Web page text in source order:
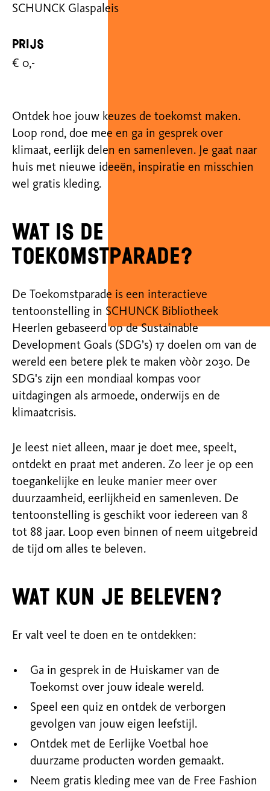
SCHUNCK Glaspaleis
Prijs
€ 0,-
Ontdek hoe jouw keuzes de toekomst maken.
Loop rond, doe mee en ga in gesprek over
klimaat, eerlijk delen en samenleven. Je gaat naar
huis met nieuwe ideeën, inspiratie en misschien
wel gratis kleding.
Wat is De
Toekomstparade?
De Toekomstparade is een interactieve
tentoonstelling in SCHUNCK Bibliotheek
Heerlen gebaseerd op de Sustainable
Development Goals (SDG’s) 17 doelen om van de
wereld een betere plek te maken vòòr 2030. De
SDG's zijn een mondiaal kompas voor
uitdagingen als armoede, onderwijs en de
klimaatcrisis.
Je leest niet alleen, maar je doet mee, speelt,
ontdekt en praat met anderen. Zo leer je op een
toegankelijke en leuke manier meer over
duurzaamheid, eerlijkheid en samenleven. De
tentoonstelling is geschikt voor iedereen van 8
tot 88 jaar. Loop even binnen of neem uitgebreid
de tijd om alles te beleven.
Wat kun je beleven?
Er valt veel te doen en te ontdekken:
Ga in gesprek in de Huiskamer van de
Toekomst over jouw ideale wereld.
Speel een quiz en ontdek de verborgen
gevolgen van jouw eigen leefstijl.
Ontdek met de Eerlijke Voetbal hoe
duurzame producten worden gemaakt.
Neem gratis kleding mee van de Free Fashion